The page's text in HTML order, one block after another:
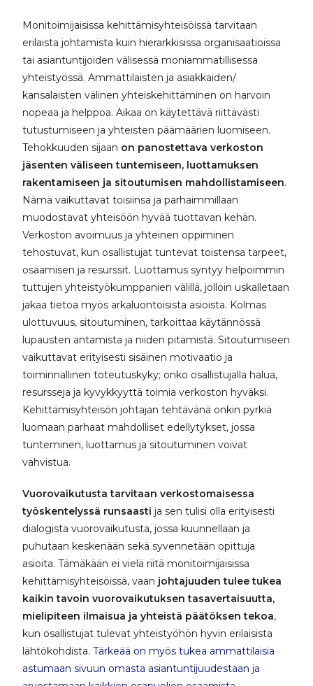
Monitoimijaisissa kehittämisyhteisöissä tarvitaan
erilaista johtamista kuin hierarkkisissa organisaatioissa
tai asiantuntijoiden välisessä moniammatillisessa
yhteistyössä. Ammattilaisten ja asiakkaiden/
kansalaisten välinen yhteiskehittäminen on harvoin
nopeaa ja helppoa. Aikaa on käytettävä riittävästi
tutustumiseen ja yhteisten päämäärien luomiseen.
Tehokkuuden sijaan on panostettava verkoston
jäsenten väliseen tuntemiseen, luottamuksen
rakentamiseen ja sitoutumisen mahdollistamiseen.
Nämä vaikuttavat toisiinsa ja parhaimmillaan
muodostavat yhteisöön hyvää tuottavan kehän.
Verkoston avoimuus ja yhteinen oppiminen
tehostuvat, kun osallistujat tuntevat toistensa tarpeet,
osaamisen ja resurssit. Luottamus syntyy helpoimmin
tuttujen yhteistyökumppanien välillä, jolloin uskalletaan
jakaa tietoa myös arkaluontoisista asioista. Kolmas
ulottuvuus, sitoutuminen, tarkoittaa käytännössä
lupausten antamista ja niiden pitämistä. Sitoutumiseen
vaikuttavat erityisesti sisäinen motivaatio ja
toiminnallinen toteutuskyky; onko osallistujalla halua,
resursseja ja kyvykkyyttä toimia verkoston hyväksi.
Kehittämisyhteisön johtajan tehtävänä onkin pyrkiä
luomaan parhaat mahdolliset edellytykset, jossa
tunteminen, luottamus ja sitoutuminen voivat
vahvistua.
Vuorovaikutusta tarvitaan verkostomaisessa
työskentelyssä runsaasti ja sen tulisi olla erityisesti
dialogista vuorovaikutusta, jossa kuunnellaan ja
puhutaan keskenään sekä syvennetään opittuja
asioita. Tämäkään ei vielä riitä monitoimijaisissa
kehittämisyhteisöissä, vaan johtajuuden tulee tukea
kaikin tavoin vuorovaikutuksen tasavertaisuutta,
mielipiteen ilmaisua ja yhteistä päätöksen tekoa,
kun osallistujat tulevat yhteistyöhön hyvin erilaisista
lähtökohdista.Tärkeää on myös tukea ammattilaisia
astumaan sivuun omasta asiantuntijuudestaan ja